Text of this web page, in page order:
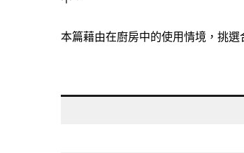
本篇藉由在廚房中的使用情境，挑